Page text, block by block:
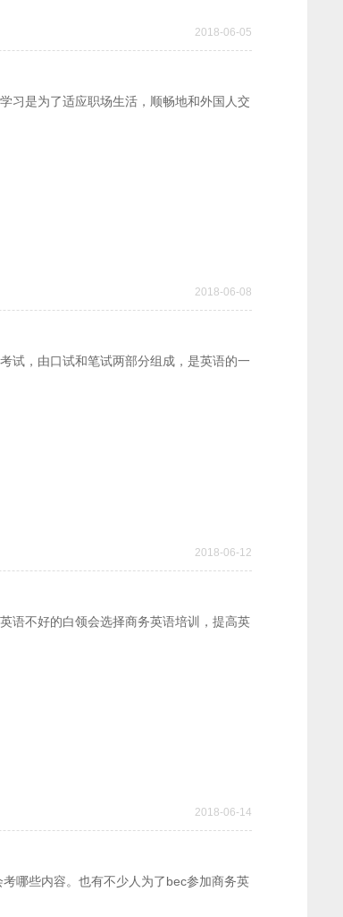
2018-06-05
习是为了适应职场生活，顺畅地和外国人交
2018-06-08
试，由口试和笔试两部分组成，是英语的一
2018-06-12
语不好的白领会选择商务英语培训，提高英
2018-06-14
哪些内容。也有不少人为了bec参加商务英